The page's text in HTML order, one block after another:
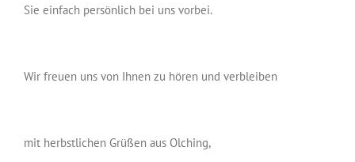
Sie einfach persönlich bei uns vorbei.
Wir freuen uns von Ihnen zu hören und verbleiben
mit herbstlichen Grüßen aus Olching,